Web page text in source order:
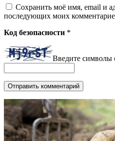
Сохранить моё имя, email и
последующих моих
Код безопасности *
Введите символы